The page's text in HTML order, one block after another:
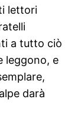
lettori
a tutto ciò
leggono, e
darà